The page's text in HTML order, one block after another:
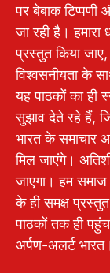
पर बेबाक टिप्पणी
जा रही है।
प्रस्तुत किया
विश्वसनीयता के
यह पाठकों का
सुझाव देते रहे हैं,
भारत के समाचार
मिल जाएंगे।
जाएगा। हम
के ही समक्ष
पाठकों तक ही
अर्पण-अलर्ट भारत।